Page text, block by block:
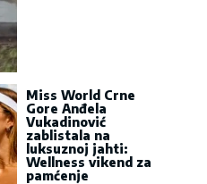
Miss World Crne
Gore Anđela
Vukadinović
zablistala na
luksuznoj jahti:
Wellness vikend za
pamćenje